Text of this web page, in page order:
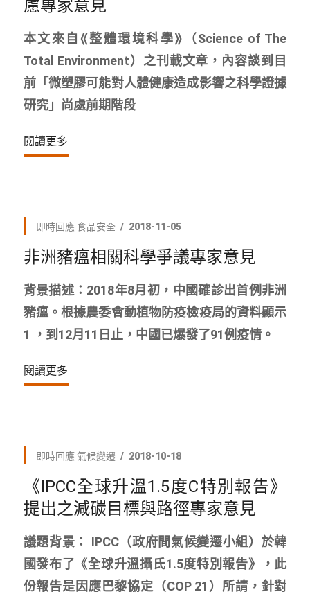
慮專家意見
本文來自⟪整體環境科學⟫（Science of The
Total Environment）之刊載文章，內容談到目
前「微塑膠可能對人體健康造成影響之科學證據
研究」尚處前期階段
閱讀更多
即時回應 食品安全 2018-11-05
非洲豬瘟相關科學爭議專家意見
背景描述：2018年8月初，中國確診出首例非洲
豬瘟。根據農委會動植物防疫檢疫局的資料顯示
1 ，到12月11日止，中國已爆發了91例疫情。
閱讀更多
即時回應 氣候變遷 2018-10-18
《IPCC全球升溫1.5度C特別報告》
提出之減碳目標與路徑專家意見
議題背景： IPCC（政府間氣候變遷小組）於韓
國發布了《全球升溫攝氏1.5度特別報告》，此
份報告是因應巴黎協定（COP 21）所請，針對